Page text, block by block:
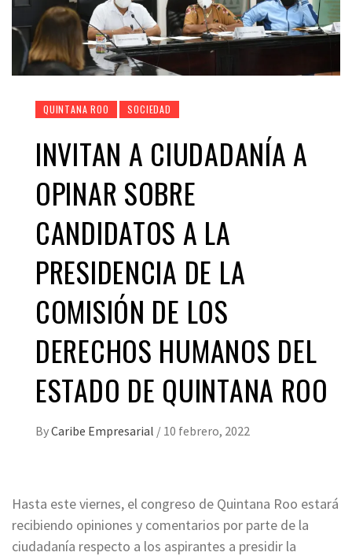
QUINTANA ROO SOCIEDAD
INVITAN A CIUDADANÍA A
OPINAR SOBRE
CANDIDATOS A LA
PRESIDENCIA DE LA
COMISIÓN DE LOS
DERECHOS HUMANOS DEL
ESTADO DE QUINTANA ROO
ByCaribe Empresarial / 10 febrero, 2022
Hasta este viernes, el congreso de Quintana Roo estará
recibiendo opiniones y comentarios por parte de la
ciudadanía respecto a los aspirantes a presidir la